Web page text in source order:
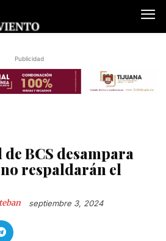
Publicidad
BCS desampara
respaldarán el
septiembre 3, 2024